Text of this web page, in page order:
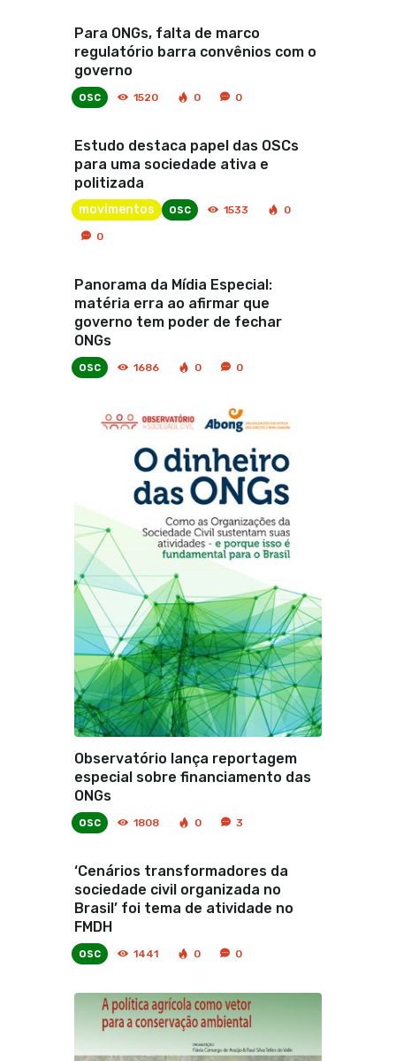
Para ONGs, falta de marco
regulatório barra convênios com o
governo
osc 1520 0 0
Estudo destaca papel das OSCs
para uma sociedade ativa e
politizada
movimentos osc 1533 0
0
Panorama da Mídia Especial:
matéria erra ao afirmar que
governo tem poder de fechar
ONGs
osc 1686 0 0
Observatório lança reportagem
especial sobre financiamento das
ONGs
osc 1808 0 3
‘Cenários transformadores da
sociedade civil organizada no
Brasil’ foi tema de atividade no
FMDH
osc 1441 0 0